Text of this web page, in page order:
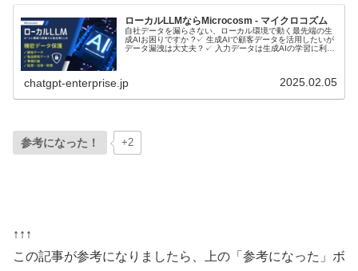
ローカルLLMならMicrocosm - マイクロコズム
自社データを漏らさない、ローカル環境で動く最先端の生
成AIお困りですか ?✓ 生成AIで顧客データを活用したいが
データ漏洩は大丈夫？✓ 入力データは生成AIの学習に利用
chatgpt-enterprise.jp 2025.02.05
参考になった！ +2
↑↑↑
この記事が参考になりましたら、上の「参考になった」ボ